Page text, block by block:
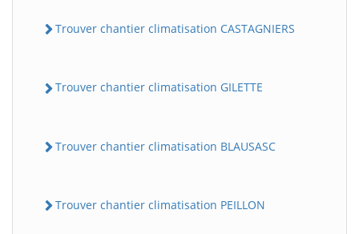
Trouver chantier climatisation CASTAGNIERS
Trouver chantier climatisation GILETTE
Trouver chantier climatisation BLAUSASC
Trouver chantier climatisation PEILLON